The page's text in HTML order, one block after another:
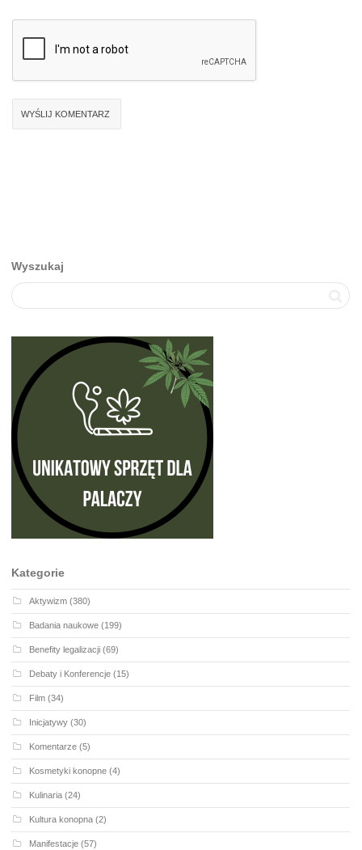
Wyszukaj
Kategorie
Aktywizm (380)
Badania naukowe (199)
Benefity legalizacji (69)
Debaty i Konferencje (15)
Film (34)
Inicjatywy (30)
Komentarze (5)
Kosmetyki konopne (4)
Kulinaria (24)
Kultura konopna (2)
Manifestacje (57)